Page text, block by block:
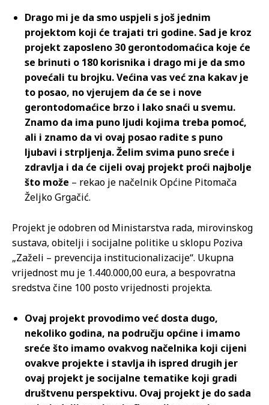
Drago mi je da smo uspjeli s još jednim
projektom koji će trajati tri godine. Sad je kroz
projekt zaposleno 30 gerontodomaćica koje će
se brinuti o 180 korisnika i drago mi je da smo
povećali tu brojku. Većina vas već zna kakav je
to posao, no vjerujem da će se i nove
gerontodomaćice brzo i lako snaći u svemu.
Znamo da ima puno ljudi kojima treba pomoć,
ali i znamo da vi ovaj posao radite s puno
ljubavi i strpljenja. Želim svima puno sreće i
zdravlja i da će cijeli ovaj projekt proći najbolje
što može – rekao je načelnik Općine Pitomača
Željko Grgačić.
Projekt je odobren od Ministarstva rada, mirovinskog
sustava, obitelji i socijalne politike u sklopu Poziva
„Zaželi – prevencija institucionalizacije“. Ukupna
vrijednost mu je 1.440.000,00 eura, a bespovratna
sredstva čine 100 posto vrijednosti projekta.
Ovaj projekt provodimo već dosta dugo,
nekoliko godina, na području općine i imamo
sreće što imamo ovakvog načelnika koji cijeni
ovakve projekte i stavlja ih ispred drugih jer
ovaj projekt je socijalne tematike koji gradi
društvenu perspektivu. Ovaj projekt je do sada